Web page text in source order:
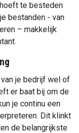
te besteden
bestanden - van
– makkelijk
je bedrijf wel of
er baat bij om de
je continu een
Dit klinkt
de belangrijkste